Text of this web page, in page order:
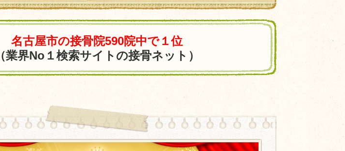
名古屋市の接骨院590院中で１位
（業界No１検索サイトの接骨ネット）